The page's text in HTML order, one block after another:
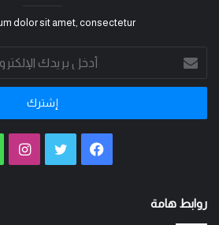
dolor sit amet, consectetur.
بريدك
الإلكتروني
فيسبوكتويتر
روابط هامة